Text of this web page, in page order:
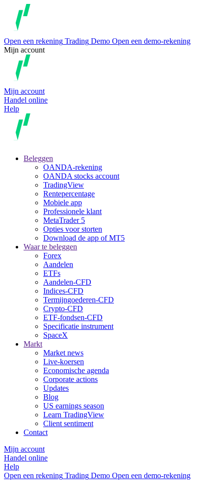
Open een rekening Trading Demo Open een demo-rekening
Mijn account
Mijn account
Handel online
Help
Beleggen
OANDA-rekening
OANDA stocks account
TradingView
Rentepercentage
Mobiele app
Professionele klant
MetaTrader 5
Opties voor storten
Download de app of MT5
Waar te beleggen
Forex
Aandelen
ETFs
Aandelen-CFD
Indices-CFD
Termijngoederen-CFD
Crypto-CFD
ETF-fondsen-CFD
Specificatie instrument
SpaceX
Markt
Market news
Live-koersen
Economische agenda
Corporate actions
Updates
Blog
US earnings season
Learn TradingView
Client sentiment
Contact
Mijn account
Handel online
Help
Open een rekening Trading Demo Open een demo-rekening